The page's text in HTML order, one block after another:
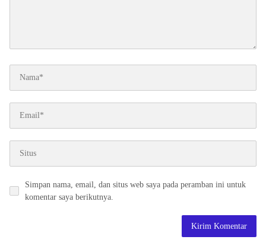
Simpan nama, email, dan situs web saya pada peramban ini untuk
komentar saya berikutnya.